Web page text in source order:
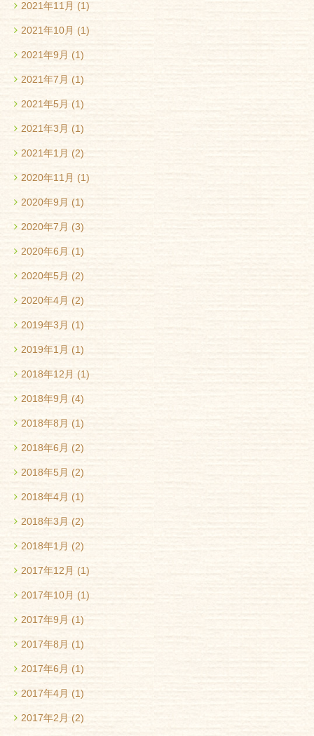
2021年11月 (1)
2021年10月 (1)
2021年9月 (1)
2021年7月 (1)
2021年5月 (1)
2021年3月 (1)
2021年1月 (2)
2020年11月 (1)
2020年9月 (1)
2020年7月 (3)
2020年6月 (1)
2020年5月 (2)
2020年4月 (2)
2019年3月 (1)
2019年1月 (1)
2018年12月 (1)
2018年9月 (4)
2018年8月 (1)
2018年6月 (2)
2018年5月 (2)
2018年4月 (1)
2018年3月 (2)
2018年1月 (2)
2017年12月 (1)
2017年10月 (1)
2017年9月 (1)
2017年8月 (1)
2017年6月 (1)
2017年4月 (1)
2017年2月 (2)